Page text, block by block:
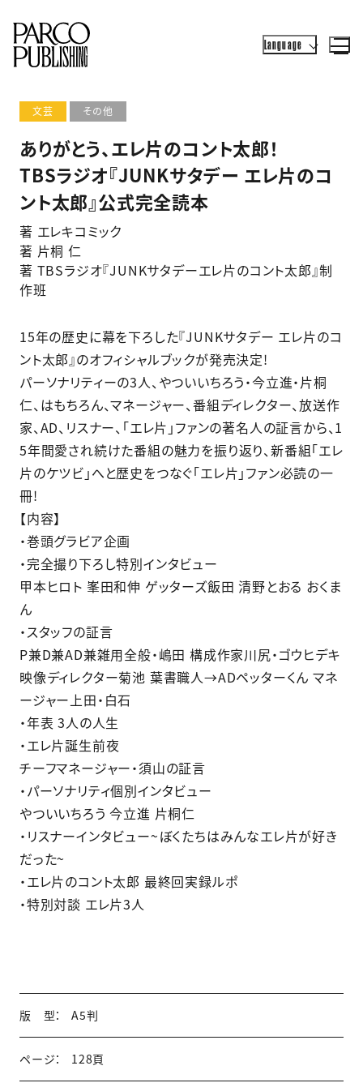
Language
文芸 その他
ありがとう、エレ片のコント太郎！
TBSラジオ『JUNKサタデー エレ片のコ
ント太郎』公式完全読本
著 エレキコミック
著 片桐 仁
著 TBSラジオ『JUNKサタデーエレ片のコント太郎』制
作班
15年の歴史に幕を下ろした『JUNKサタデー エレ片のコ
ント太郎』のオフィシャルブックが発売決定!
パーソナリティーの3人、やついいちろう・今立進・片桐
仁、はもちろん、マネージャー、番組ディレクター、放送作
家、AD、リスナー、「エレ片」ファンの著名人の証言から、1
5年間愛され続けた番組の魅力を振り返り、新番組「エレ
片のケツビ」へと歴史をつなぐ「エレ片」ファン必読の一
冊!
【内容】
・巻頭グラビア企画
・完全撮り下ろし特別インタビュー
甲本ヒロト 峯田和伸 ゲッターズ飯田 清野とおる おくま
ん
・スタッフの証言
P兼D兼AD兼雑用全般・嶋田 構成作家川尻・ゴウヒデキ
映像ディレクター菊池 葉書職人→ADペッターくん マネ
ージャー上田・白石
・年表 3人の人生
・エレ片誕生前夜
チーフマネージャー・須山の証言
・パーソナリティ個別インタビュー
やついいちろう 今立進 片桐仁
・リスナーインタビュー~ぼくたちはみんなエレ片が好き
だった~
・エレ片のコント太郎 最終回実録ルポ
・特別対談 エレ片3人
版 型： A5判
ページ： 128頁